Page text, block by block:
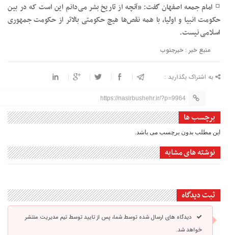
◽️ امام جمعه اصفهان گفت: «آنچه از تاریخ بشر می‌دانم این است که در بین
حکومت انبیا و اولیا، با همه نقص‌ها هیچ حکومتی بالاتر از حکومت جمهوری
اسلامی نیست.
منبع خبر : خبرجنوب
به اشتراک بگذارید :
https://nasirbushehr.ir/?p=9964
برچسب ها
این مطلب بدون برچسب می باشد.
نوشته های مشابه
ثبت دیدگاه
دیدگاه های ارسال شده توسط شما، پس از تایید توسط تیم مدیریت منتشر
خواهد شد.